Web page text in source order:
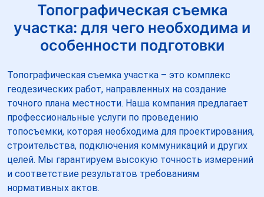
Топографическая съемка
участка: для чего необходима и
особенности подготовки
Топографическая съемка участка – это комплекс
геодезических работ, направленных на создание
точного плана местности. Наша компания предлагает
профессиональные услуги по проведению
топосъемки, которая необходима для проектирования,
строительства, подключения коммуникаций и других
целей. Мы гарантируем высокую точность измерений
и соответствие результатов требованиям
нормативных актов.